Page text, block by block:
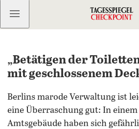
Kostenlos anmelden
„Betätigen der
mit geschlossenem
Berlins marode Verwaltung ist
eine Überraschung gut: In
Amtsgebäude haben sich